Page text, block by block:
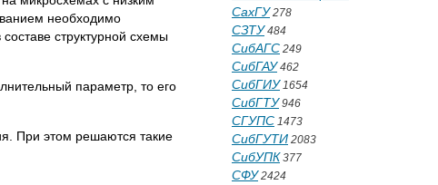
необходимо
структурной схемы
параметр, то его
При этом решаются такие
СахГУ278
СЗТУ484
СибАГС 249
СибГАУ462
СибГИУ1654
СибГТУ946
СГУПС 1473
СибГУТИ 2083
СибУПК 377
СФУ2424